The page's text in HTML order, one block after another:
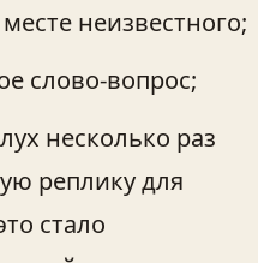
неизвестного;
слово-вопрос;
несколько раз
реплику для
стало